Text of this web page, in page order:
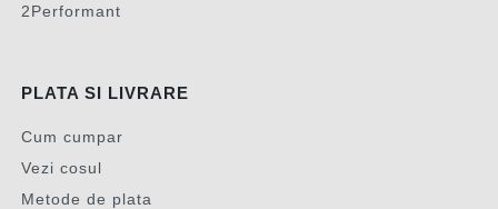
2Performant
PLATA SI LIVRARE
Cum cumpar
Vezi cosul
Metode de plata